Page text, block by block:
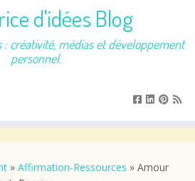
d'idées Blog
créativité, médias et développement
personnel.
» Affirmation-Ressources » Amour